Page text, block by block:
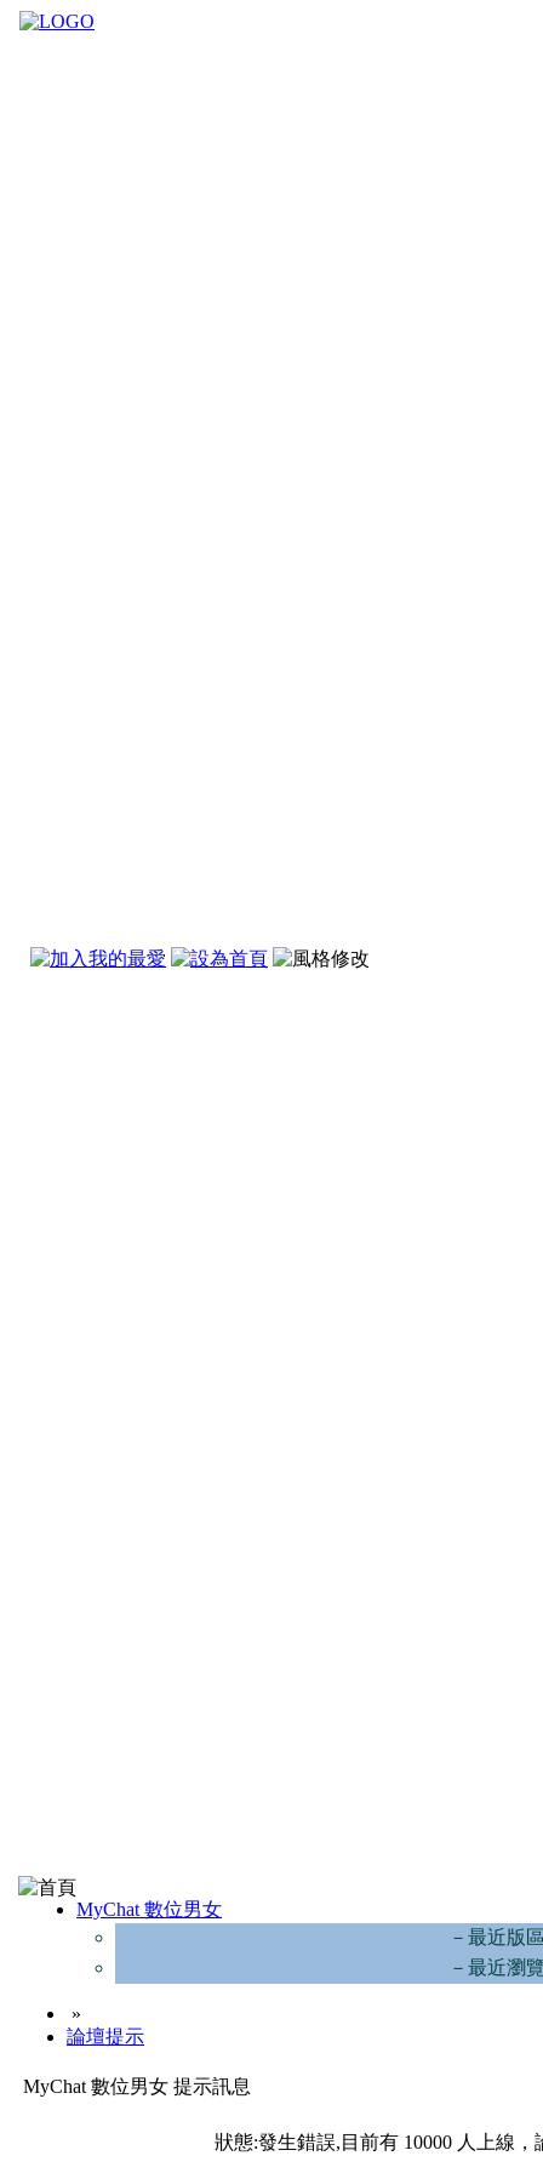
MyChat 數位男女
－最近版
－最近瀏
»
論壇提示
MyChat 數位男女 提示訊息
狀態:發生錯誤,目前有 10000 人上線